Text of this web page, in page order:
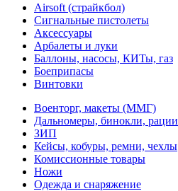
Airsoft (страйкбол)
Cигнальные пистолеты
Аксессуары
Арбалеты и луки
Баллоны, насосы, КИТы, газ
Боеприпасы
Винтовки
Военторг, макеты (ММГ)
Дальномеры, бинокли, рации
ЗИП
Кейсы, кобуры, ремни, чехлы
Комиссионные товары
Ножи
Одежда и снаряжение